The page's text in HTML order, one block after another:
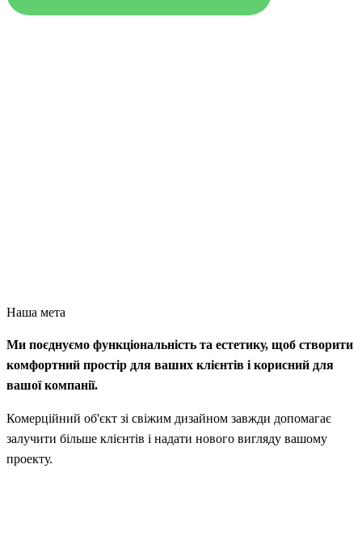
Наша мета
Ми поєднуємо функціональність та естетику, щоб створити
комфортний простір для ваших клієнтів і корисний для
вашої компанії.
Комерційний об'єкт зі свіжим дизайном завжди допомагає
залучити більше клієнтів і надати нового вигляду вашому
проекту.